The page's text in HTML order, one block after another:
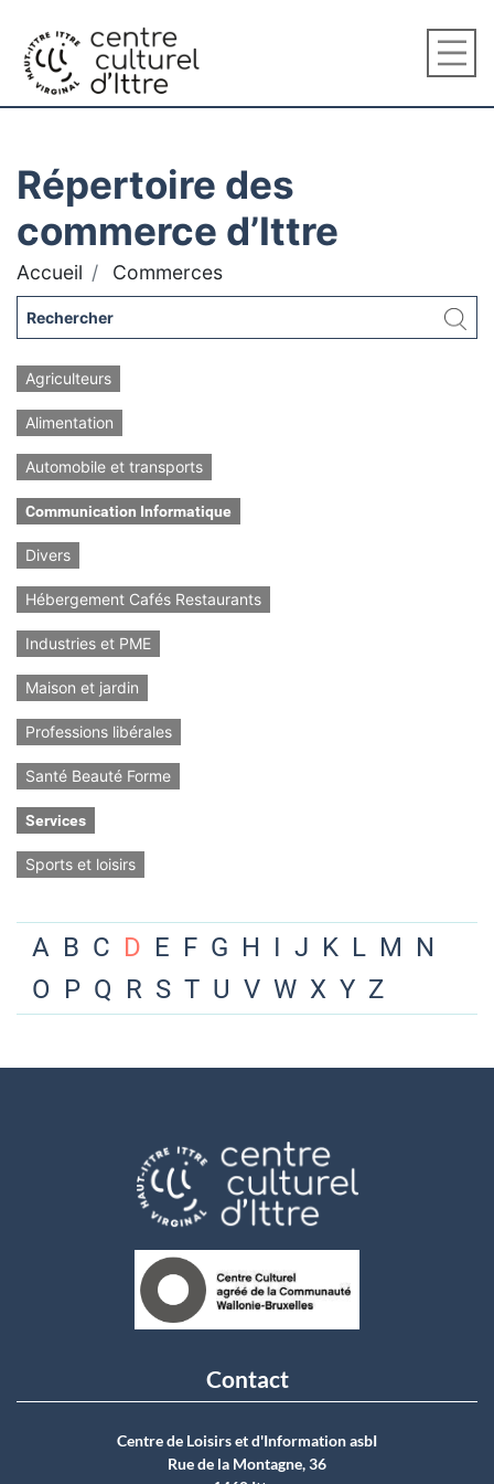
Répertoire des
commerce d’Ittre
Accueil Commerces
Agriculteurs
Alimentation
Automobile et transports
Communication Informatique
Divers
Hébergement Cafés Restaurants
Industries et PME
Maison et jardin
Professions libérales
Santé Beauté Forme
Services
Sports et loisirs
A B C D E F G H I J K L M N
O P Q R S T U V W X Y Z
Contact
Centre de Loisirs et d'Information asbI
Rue de la Montagne, 36